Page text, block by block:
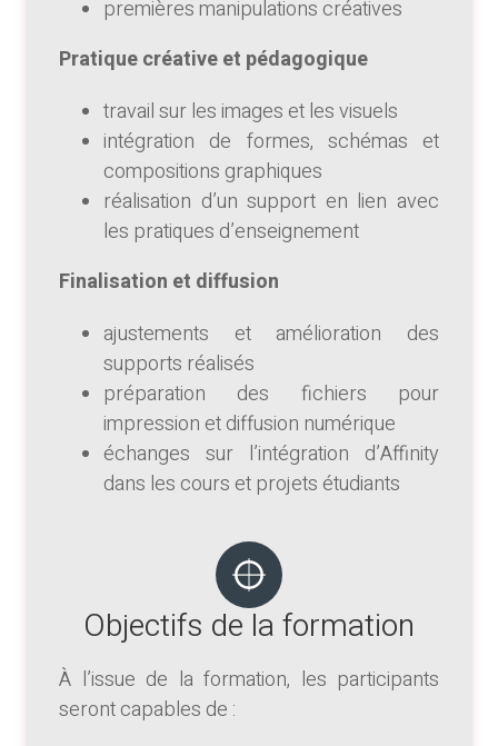
premières manipulations créatives
Pratique créative et pédagogique
travail sur les images et les visuels
intégration de formes, schémas et
compositions graphiques
réalisation d’un support en lien avec
les pratiques d’enseignement
Finalisation et diffusion
ajustements et amélioration des
supports réalisés
préparation des fichiers pour
impression et diffusion numérique
échanges sur l’intégration d’Affinity
dans les cours et projets étudiants
Objectifs de la formation
À l’issue de la formation, les participants
seront capables de :